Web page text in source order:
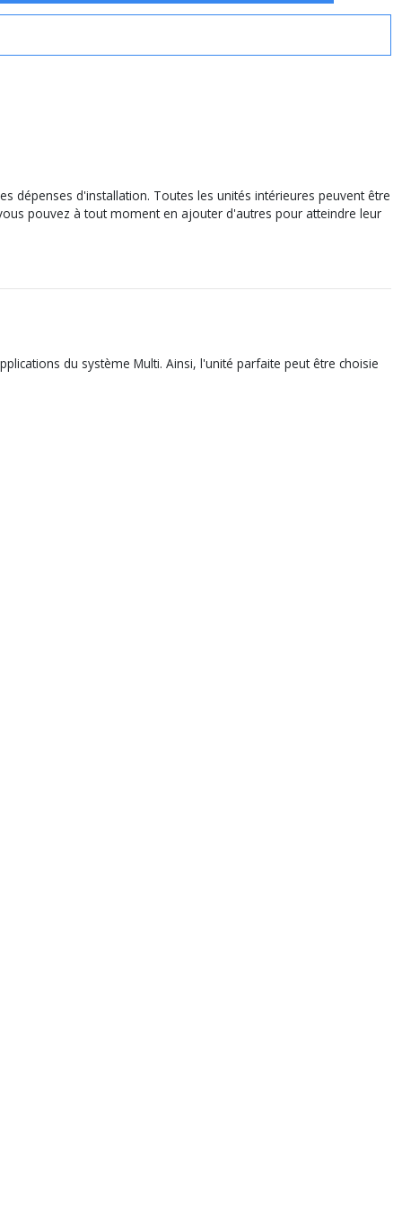
dépenses d'installation. Toutes les unités intérieures peuvent être
pouvez à tout moment en ajouter d'autres pour atteindre leur
du système Multi. Ainsi, l'unité parfaite peut être choisie